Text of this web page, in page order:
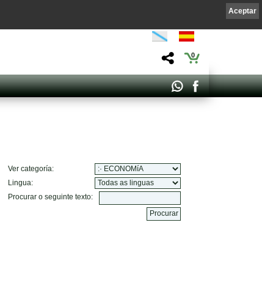
0
Ver categoría:
Lingua:
Procurar o seguinte texto:
Aceptar